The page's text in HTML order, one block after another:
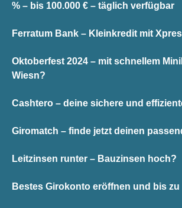
% – bis 100.000 € – täglich verfügbar
Ferratum Bank – Kleinkredit mit
Oktoberfest 2024 – mit schnellem
Wiesn?
Cashtero – deine sichere und
Giromatch – finde jetzt deinen
Leitzinsen runter – Bauzinsen hoch?
Bestes Girokonto eröffnen und bis zu